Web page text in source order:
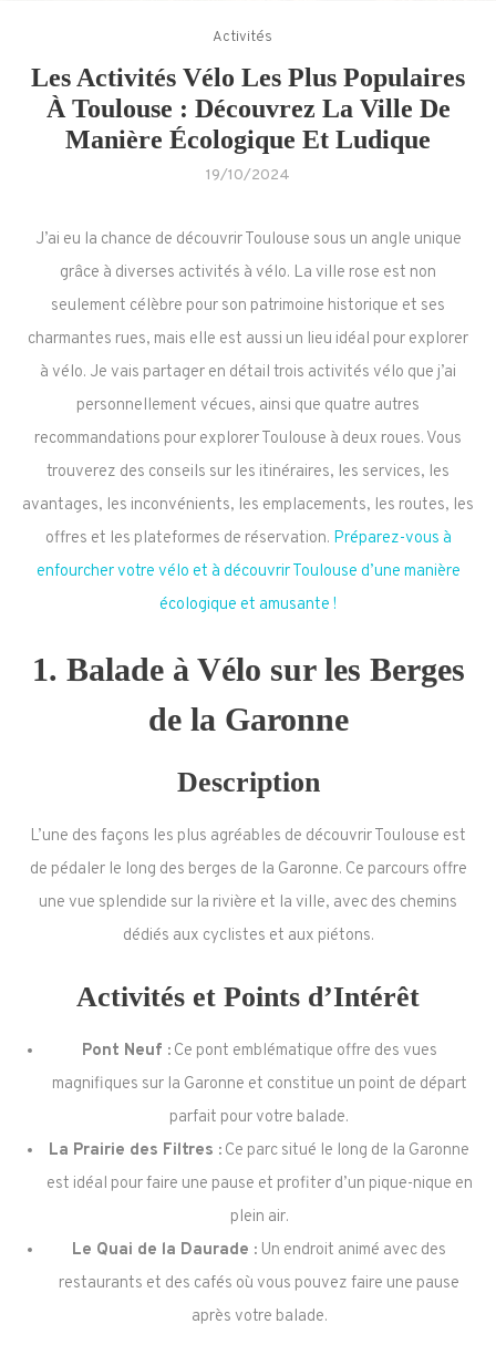
Activités
Les Activités Vélo Les Plus Populaires
À Toulouse : Découvrez La Ville De
Manière Écologique Et Ludique
19/10/2024
J’ai eu la chance de découvrir Toulouse sous un angle unique
grâce à diverses activités à vélo. La ville rose est non
seulement célèbre pour son patrimoine historique et ses
charmantes rues, mais elle est aussi un lieu idéal pour explorer
à vélo. Je vais partager en détail trois activités vélo que j’ai
personnellement vécues, ainsi que quatre autres
recommandations pour explorer Toulouse à deux roues. Vous
trouverez des conseils sur les itinéraires, les services, les
avantages, les inconvénients, les emplacements, les routes, les
offres et les plateformes de réservation. Préparez-vous à
enfourcher votre vélo et à découvrir Toulouse d’une manière
écologique et amusante !
1. Balade à Vélo sur les Berges
de la Garonne
Description
L’une des façons les plus agréables de découvrir Toulouse est
de pédaler le long des berges de la Garonne. Ce parcours offre
une vue splendide sur la rivière et la ville, avec des chemins
dédiés aux cyclistes et aux piétons.
Activités et Points d’Intérêt
Pont Neuf :Ce pont emblématique offre des vues
magnifiques sur la Garonne et constitue un point de départ
parfait pour votre balade.
La Prairie des Filtres : Ce parc situé le long de la Garonne
est idéal pour faire une pause et profiter d’un pique-nique en
plein air.
Le Quai de la Daurade : Un endroit animé avec des
restaurants et des cafés où vous pouvez faire une pause
après votre balade.